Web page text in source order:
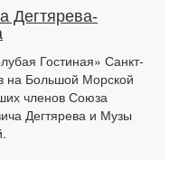
Дегтярева-
Гостиная» Санкт-
на Большой Морской
членов Союза
Дегтярева и Музы